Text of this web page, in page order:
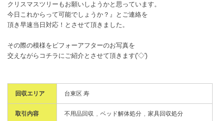
クリスマスツリーもお願いしようかと思っています。
今日これからって可能でしょうか？』とご連絡を
頂き早速当日対応！とさせて頂きました。
その際の模様をビフォーアフターのお写真を
交えながらコチラにご紹介とさせて頂きます('◇')ゞ
回収エリア 台東区 寿
取引内容 不用品回収 ベッド解体処分 家具回収処分